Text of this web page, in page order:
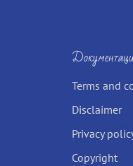
Terms and
Disclaimer
Privacy
Copyright